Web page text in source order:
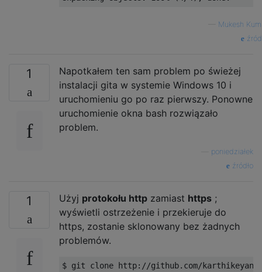
Mukesh
1
Napotkałem ten sam problem po świeżej
instalacji gita w systemie Windows 10 i
uruchomieniu go po raz pierwszy. Ponowne
uruchomienie okna bash rozwiązało
problem.
poniedziałek
źródło
1 Użyj protokołu http zamiast https ;
wyświetli ostrzeżenie i przekieruje do
https, zostanie sklonowany bez żadnych
problemów.
$ git clone http://github.com/